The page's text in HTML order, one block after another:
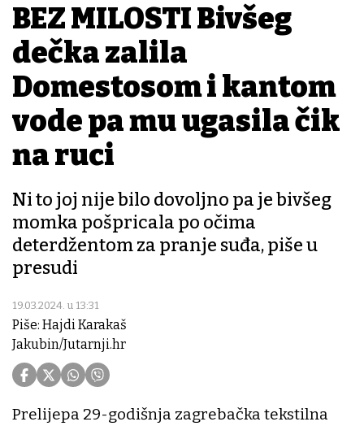
BEZ MILOSTI Bivšeg
dečka zalila
Domestosom i kantom
vode pa mu ugasila čik
na ruci
Ni to joj nije bilo dovoljno pa je bivšeg
momka pošpricala po očima
deterdžentom za pranje suđa, piše u
presudi
19.03.2024. u 13:31
Piše: Hajdi Karakaš
Jakubin/Jutarnji.hr
Prelijepa 29-godišnja zagrebačka tekstilna